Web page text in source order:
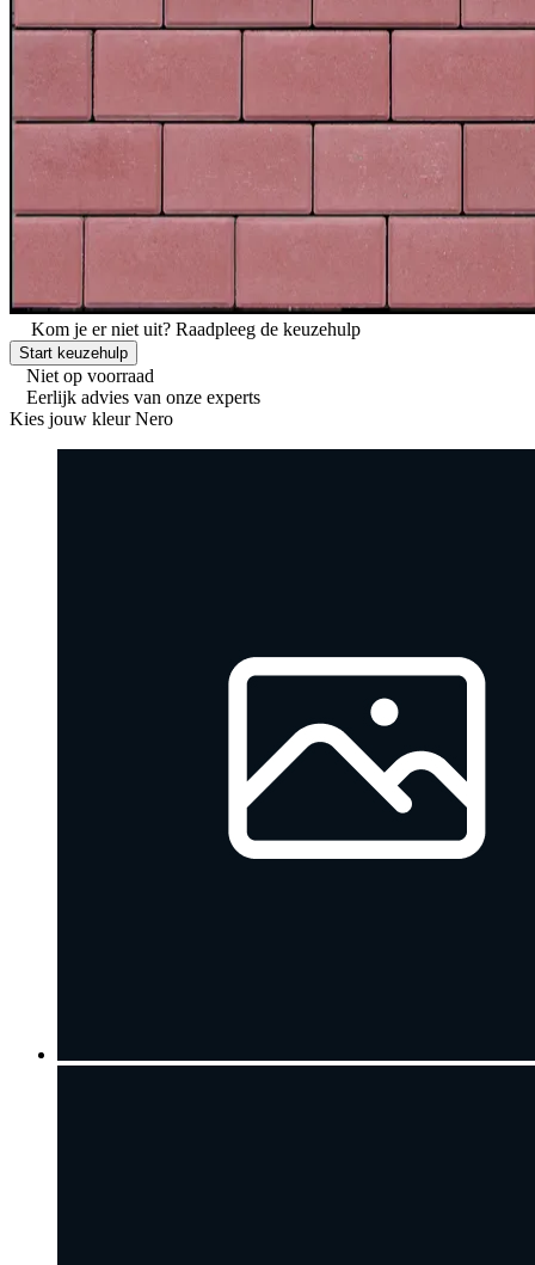
Kom je er niet uit? Raadpleeg de keuzehulp
Start keuzehulp
Niet op voorraad
Eerlijk advies van onze experts
Kies jouw kleur Nero